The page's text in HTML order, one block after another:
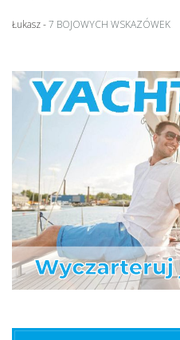
Łukasz-7 BOJOWYCH WSKAZÓWEK